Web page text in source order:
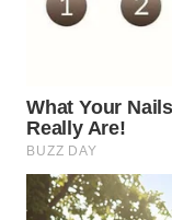
WN
BINJAI
WN